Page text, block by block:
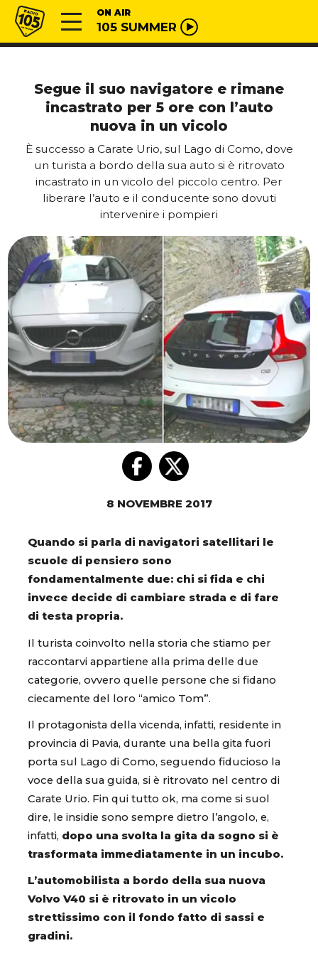
Vai al contenuto
Radio 105 ON AIR
105 SUMMER
Segue il suo navigatore e rimane
incastrato per 5 ore con l’auto
nuova in un vicolo
È successo a Carate Urio, sul Lago di Como, dove
un turista a bordo della sua auto si è ritrovato
incastrato in un vicolo del piccolo centro. Per
liberare l’auto e il conducente sono dovuti
intervenire i pompieri
8 NOVEMBRE 2017
Quando si parla di navigatori satellitari le
scuole di pensiero sono
fondamentalmente due: chi si fida e chi
invece decide di cambiare strada e di fare
di testa propria.
Il turista coinvolto nella storia che stiamo per
raccontarvi appartiene alla prima delle due
categorie, ovvero quelle persone che si fidano
ciecamente del loro “amico Tom”.
Il protagonista della vicenda, infatti, residente in
provincia di Pavia, durante una bella gita fuori
porta sul Lago di Como, seguendo fiducioso la
voce della sua guida, si è ritrovato nel centro di
Carate Urio. Fin qui tutto ok, ma come si suol
dire, le insidie sono sempre dietro l’angolo, e,
infatti, dopo una svolta la gita da sogno si è
trasformata immediatamente in un incubo.
L’automobilista a bordo della sua nuova
Volvo V40 si è ritrovato in un vicolo
strettissimo con il fondo fatto di sassi e
gradini.